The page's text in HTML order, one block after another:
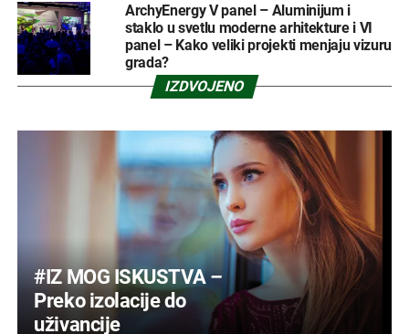
ArchyEnergy V panel – Aluminijum i
staklo u svetlu moderne arhitekture i VI
panel – Kako veliki projekti menjaju vizuru
grada?
IZDVOJENO
#IZ MOG ISKUSTVA –
Preko izolacije do
uživancije